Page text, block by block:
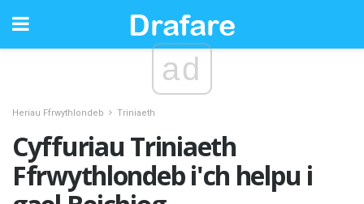
ad
Heriau Ffrwythlondeb Triniaeth
Cyffuriau Triniaeth
Ffrwythlondeb i'ch helpu i